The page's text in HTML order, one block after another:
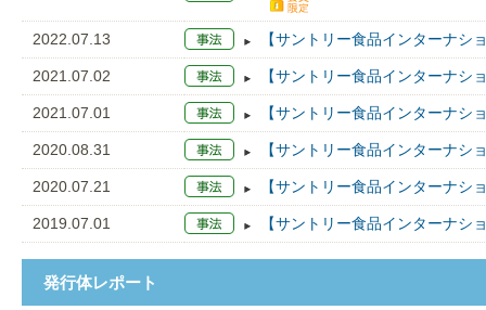
2022.07.13 【サントリー食品インターナシ
2021.07.02 【サントリー食品インターナシ
2021.07.01 【サントリー食品インターナシ
2020.08.31 【サントリー食品インターナシ
2020.07.21 【サントリー食品インターナシ
2019.07.01 【サントリー食品インターナシ
発行体レポート